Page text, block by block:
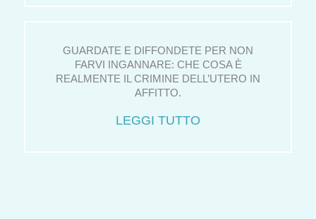
GUARDATE E DIFFONDETE PER NON
FARVI INGANNARE: CHE COSA È
REALMENTE IL CRIMINE DELL’UTERO IN
AFFITTO.
LEGGI TUTTO